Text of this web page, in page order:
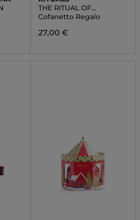
THE RITUAL OF
AYURVEDA SMALL
Cofanetto Regalo
27,00 €